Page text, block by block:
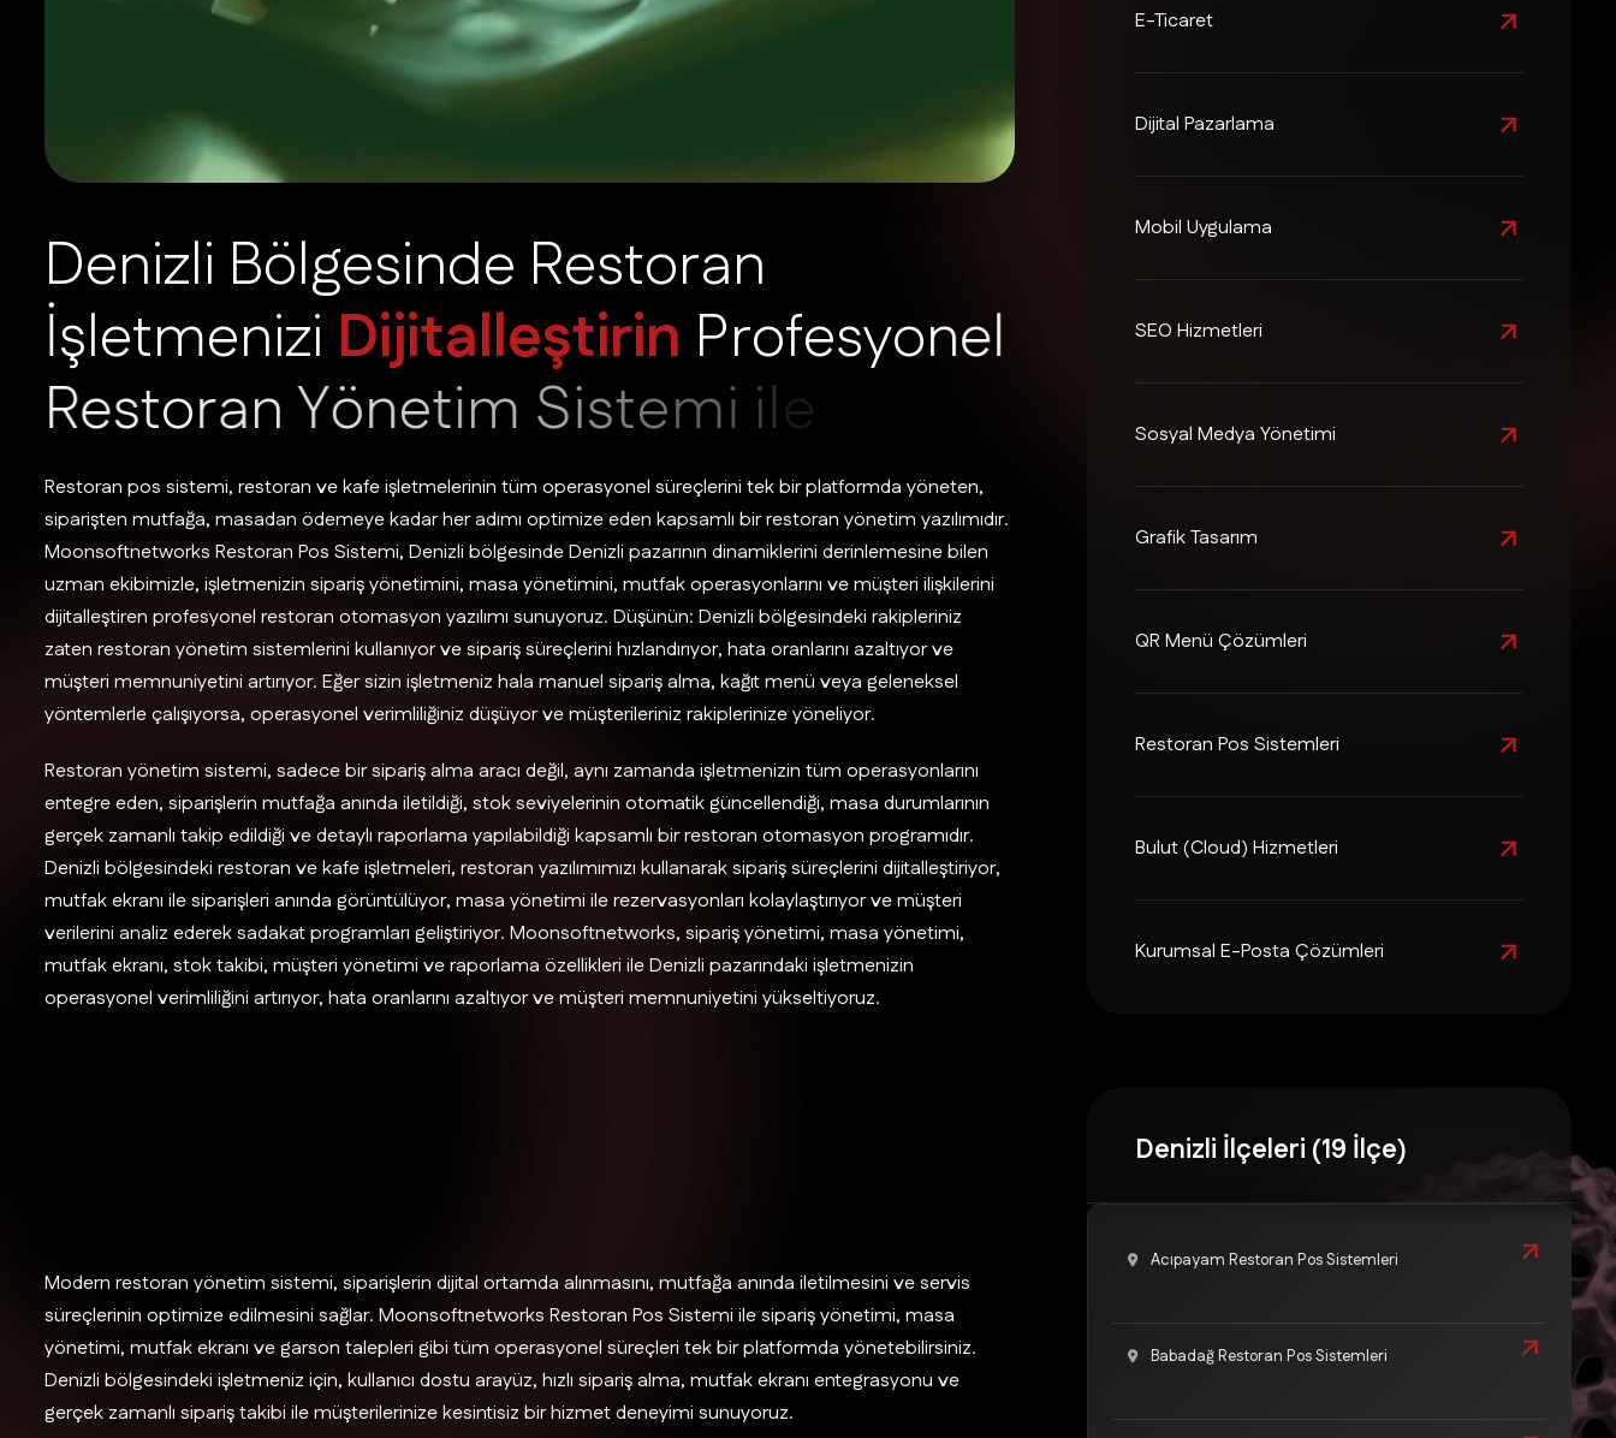
Denizli Bölgesinde Restoran
İşletmenizi Dijitalleştirin Profesyonel
RestoranYönetim Sistemi le!
Restoran pos sistemi, restoran ve kafe işletmelerinin tüm operasyonel süreçlerini tek bir platformda yöneten,
siparişten mutfağa, masadan ödemeye kadar her adımı optimize eden kapsamlı bir restoran yönetim yazılımıdır.
Moonsoftnetworks Restoran Pos Sistemi, Denizli bölgesinde Denizli pazarının dinamiklerini derinlemesine bilen
uzman ekibimizle, işletmenizin sipariş yönetimini, masa yönetimini, mutfak operasyonlarını ve müşteri ilişkilerini
dijitalleştiren profesyonel restoran otomasyon yazılımı sunuyoruz. Düşünün: Denizli bölgesindeki rakipleriniz
zaten restoran yönetim sistemlerini kullanıyor ve sipariş süreçlerini hızlandırıyor, hata oranlarını azaltıyor ve
müşteri memnuniyetini artırıyor. Eğer sizin işletmeniz hala manuel sipariş alma, kağıt menü veya geleneksel
yöntemlerle çalışıyorsa, operasyonel verimliliğiniz düşüyor ve müşterileriniz rakiplerinize yöneliyor.
Restoran yönetim sistemi, sadece bir sipariş alma aracı değil, aynı zamanda işletmenizin tüm operasyonlarını
entegre eden, siparişlerin mutfağa anında iletildiği, stok seviyelerinin otomatik güncellendiği, masa durumlarının
gerçek zamanlı takip edildiği ve detaylı raporlama yapılabildiği kapsamlı bir restoran otomasyon programıdır.
Denizli bölgesindeki restoran ve kafe işletmeleri, restoran yazılımımızı kullanarak sipariş süreçlerini dijitalleştiriyor,
mutfak ekranı ile siparişleri anında görüntülüyor, masa yönetimi ile rezervasyonları kolaylaştırıyor ve müşteri
verilerini analiz ederek sadakat programları geliştiriyor. Moonsoftnetworks, sipariş yönetimi, masa yönetimi,
mutfak ekranı, stok takibi, müşteri yönetimi ve raporlama özellikleri ile Denizli pazarındaki işletmenizin
operasyonel verimliliğini artırıyor, hata oranlarını azaltıyor ve müşteri memnuniyetini yükseltiyoruz.
Modern restoran yönetim sistemi, siparişlerin dijital ortamda alınmasını, mutfağa anında iletilmesini ve servis
süreçlerinin optimize edilmesini sağlar. Moonsoftnetworks Restoran Pos Sistemi ile sipariş yönetimi, masa
yönetimi, mutfak ekranı ve garson talepleri gibi tüm operasyonel süreçleri tek bir platformda yönetebilirsiniz.
Denizli bölgesindeki işletmeniz için, kullanıcı dostu arayüz, hızlı sipariş alma, mutfak ekranı entegrasyonu ve
gerçek zamanlı sipariş takibi ile müşterilerinize kesintisiz bir hizmet deneyimi sunuyoruz.
E-Ticaret
Dijital Pazarlama
Mobil Uygulama
SEO Hizmetleri
Sosyal Medya Yönetimi
Grafik Tasarım
QR Menü Çözümleri
Restoran Pos Sistemleri
Bulut (Cloud) Hizmetleri
Kurumsal E-Posta Çözümleri
Denizli İlçeleri (19 İlçe)
Acıpayam Restoran Pos Sistemleri
Babadağ Restoran Pos Sistemleri